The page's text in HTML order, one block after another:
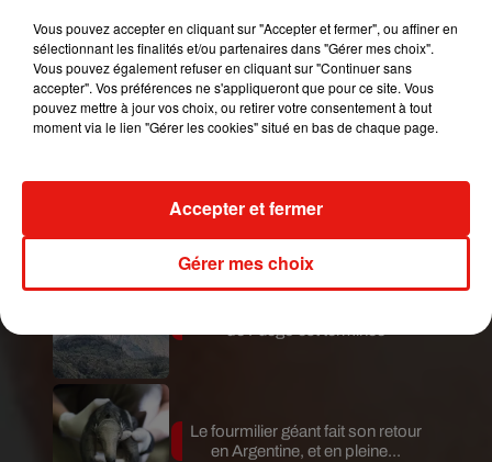
Publié : 29 juin 2018 à 11h55 par Aurélie Amcn
la bonne humeur constante de Chantal Garrigues..
�x� Je présente toutes mes condoléances à sa
famille et à ses proches. Repose en Paix Mamie
Gisele une partie de #Soda s’en va avec toi �xܢ
Mundo Latino
Le fourmilier géant fait son retour
en Argentine, et en pleine...
Vous pouvez accepter en cliquant sur "Accepter et fermer", ou affiner en
sélectionnant les finalités et/ou partenaires dans "Gérer mes choix".
Vous pouvez également refuser en cliquant sur "Continuer sans
accepter". Vos préférences ne s'appliqueront que pour ce site. Vous
pouvez mettre à jour vos choix, ou retirer votre consentement à tout
moment via le lien "Gérer les cookies" situé en bas de chaque page.
Gérer mes choix
Accepter et fermer